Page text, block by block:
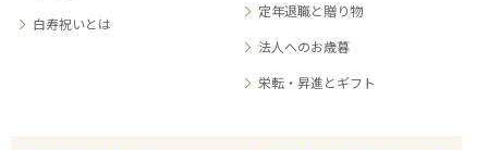
白寿祝いとは
定年退職と贈り物
法人へのお歳暮
栄転・昇進とギフト